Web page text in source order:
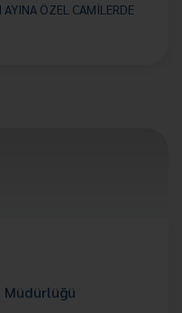
Müdürlüğü
ÖZEL CAMİLERDE